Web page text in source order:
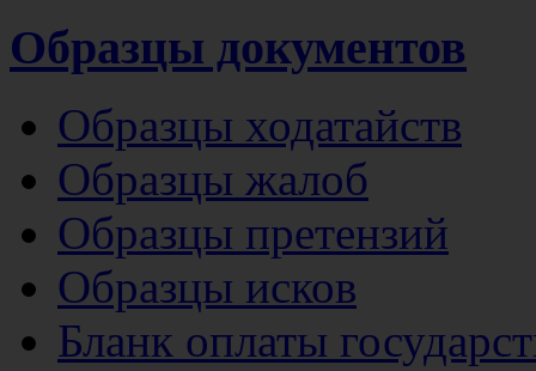
Образцы документов
Образцы ходатайств
Образцы жалоб
Образцы претензий
Образцы исков
Бланк оплаты